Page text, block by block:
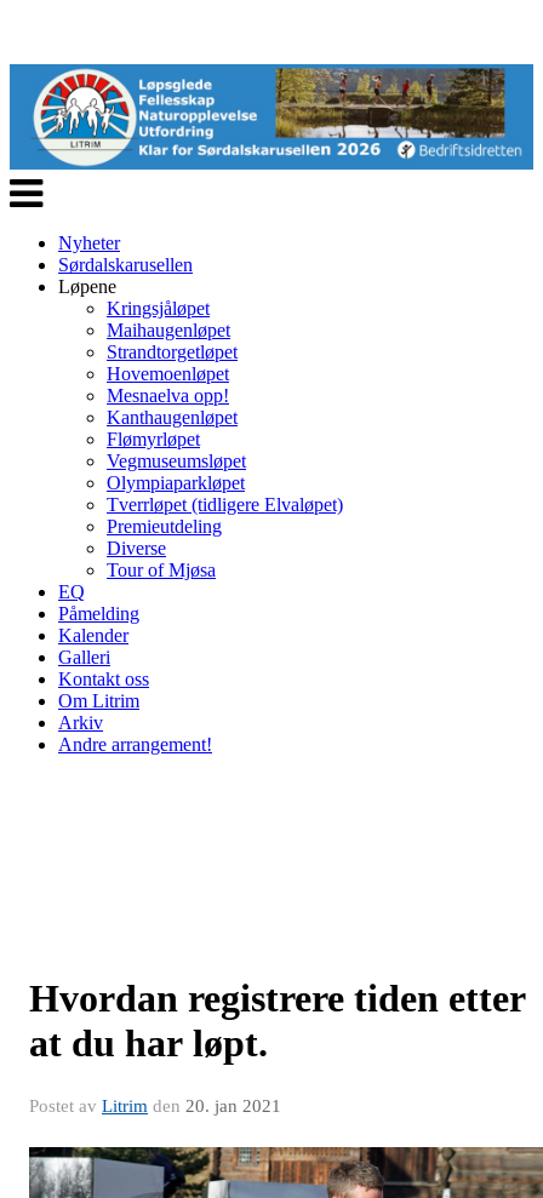
Veksle
navigasjon
Nyheter
Sørdalskarusellen
Løpene
Kringsjåløpet
Maihaugenløpet
Strandtorgetløpet
Hovemoenløpet
Mesnaelva opp!
Kanthaugenløpet
Flømyrløpet
Vegmuseumsløpet
Olympiaparkløpet
Tverrløpet (tidligere Elvaløpet)
Premieutdeling
Diverse
Tour of Mjøsa
EQ
Påmelding
Kalender
Galleri
Kontakt oss
Om Litrim
Arkiv
Andre arrangement!
Hvordan registrere tiden etter
at du har løpt.
Postet av Litrim den 20. jan 2021